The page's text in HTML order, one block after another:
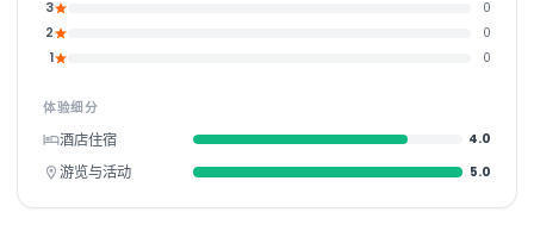
3
0
2
0
1
0
体验细分
酒店住宿 4.0
游览与活动 5.0